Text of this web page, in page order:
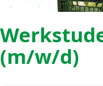
(m/w/d)